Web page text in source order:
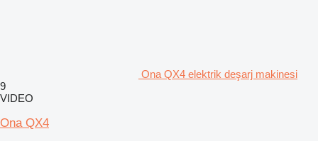
Ona QX4 elektrik deşarj makinesi
9
VIDEO
Ona QX4